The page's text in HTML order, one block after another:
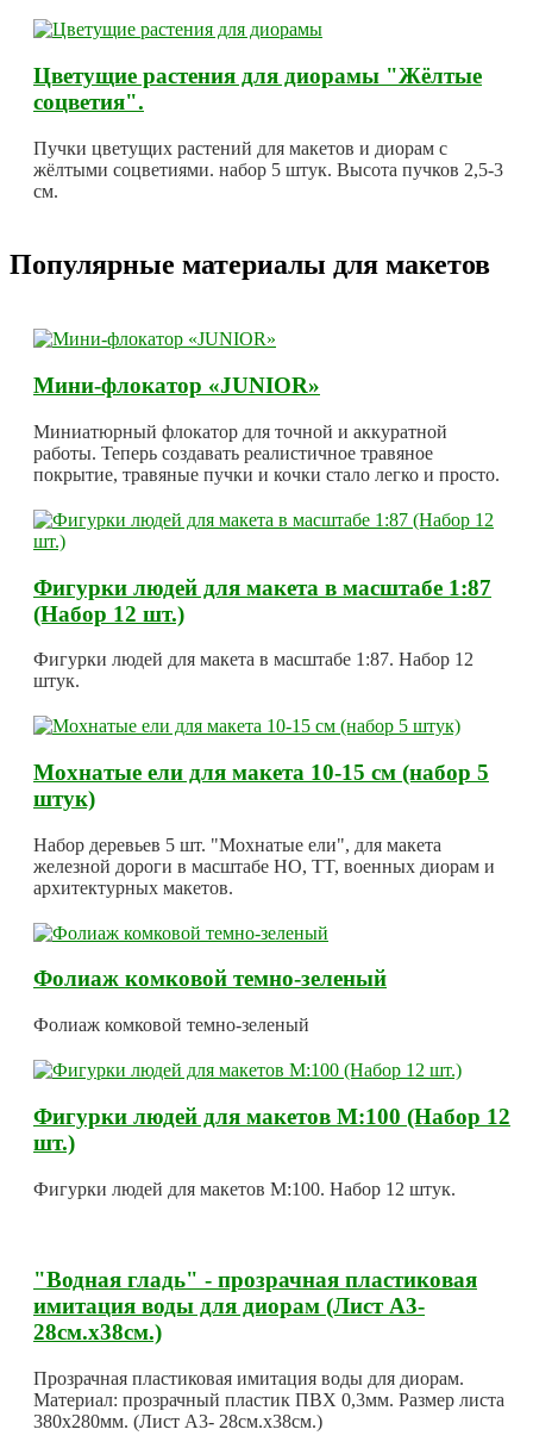
Цветущие растения для диорамы "Жёлтые
соцветия".
Пучки цветущих растений для макетов и диорам с
жёлтыми соцветиями. набор 5 штук. Высота пучков 2,5-3
см.
Популярные материалы для макетов
Мини-флокатор «JUNIOR»
Миниатюрный флокатор для точной и аккуратной
работы. Теперь создавать реалистичное травяное
покрытие, травяные пучки и кочки стало легко и просто.
Фигурки людей для макета в масштабе 1:87
(Набор 12 шт.)
Фигурки людей для макета в масштабе 1:87. Набор 12
штук.
Мохнатые ели для макета 10-15 см (набор 5
штук)
Набор деревьев 5 шт. "Мохнатые ели", для макета
железной дороги в масштабе HO, TT, военных диорам и
архитектурных макетов.
Фолиаж комковой темно-зеленый
Фолиаж комковой темно-зеленый
Фигурки людей для макетов М:100 (Набор 12
шт.)
Фигурки людей для макетов М:100. Набор 12 штук.
"Водная гладь" - прозрачная пластиковая
имитация воды для диорам (Лист А3-
28см.х38см.)
Прозрачная пластиковая имитация воды для диорам.
Материал: прозрачный пластик ПВХ 0,3мм. Размер листа
380х280мм. (Лист А3- 28см.х38см.)